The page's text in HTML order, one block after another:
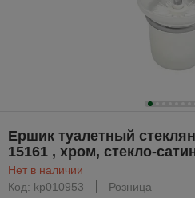
Ершик туалетный
15161 , хром, стекло-
Нет в наличии
Код: kp010953
Розница